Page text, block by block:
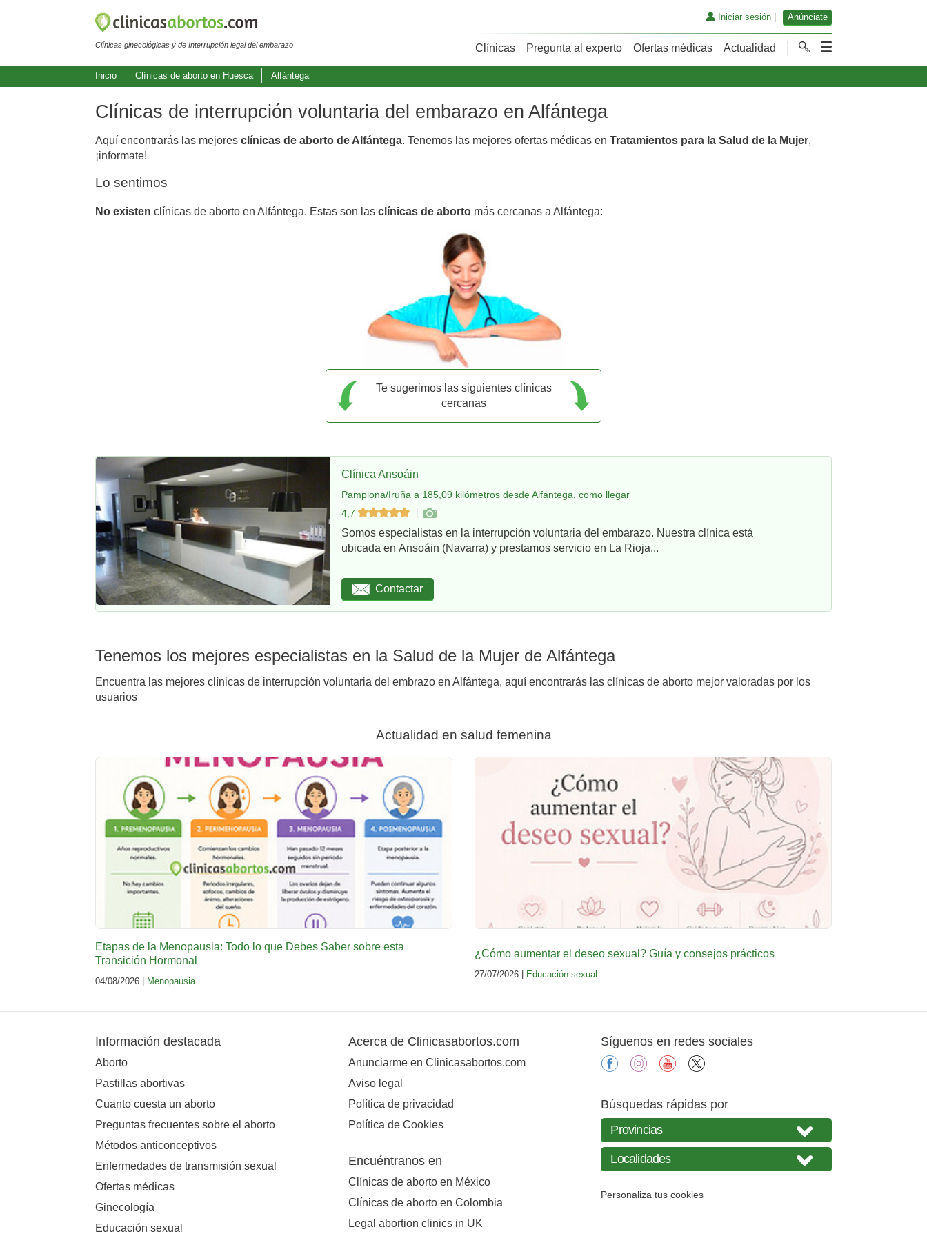
Clínicas ginecológicas y de Interrupción legal del embarazo
Iniciar sesión| Anúnciate
Clínicas Pregunta al experto Ofertas médicas Actualidad
Inicio Clínicas de aborto en Huesca Alfántega
Clínicas de interrupción voluntaria del embarazo en Alfántega
Aquí encontrarás las mejores clínicas de aborto de Alfántega. Tenemos las mejores ofertas médicas en Tratamientos para la Salud de la Mujer,
¡informate!
Lo sentimos
No existen clínicas de aborto en Alfántega. Estas son las clínicas de aborto más cercanas a Alfántega:
Te sugerimos las siguientes clínicas
cercanas
Clínica Ansoáin
Pamplona/Iruña a 185,09 kilómetros desde Alfántega, como llegar
4,7
Somos especialistas en la interrupción voluntaria del embarazo. Nuestra clínica está
ubicada en Ansoáin (Navarra) y prestamos servicio en La Rioja...
Contactar
Tenemos los mejores especialistas en la Salud de la Mujer de Alfántega
Encuentra las mejores clínicas de interrupción voluntaria del embrazo en Alfántega, aquí encontrarás las clínicas de aborto mejor valoradas por los
usuarios
Actualidad en salud femenina
Etapas de la Menopausia: Todo lo que Debes Saber sobre esta
Transición Hormonal
04/08/2026 | Menopausia
¿Cómo aumentar el deseo sexual? Guía y consejos prácticos
27/07/2026 | Educación sexual
Información destacada
Aborto
Pastillas abortivas
Cuanto cuesta un aborto
Preguntas frecuentes sobre el aborto
Métodos anticonceptivos
Enfermedades de transmisión sexual
Ofertas médicas
Ginecología
Educación sexual
Acerca de Clinicasabortos.com
Anunciarme en Clinicasabortos.com
Aviso legal
Política de privacidad
Política de Cookies
Encuéntranos en
Clínicas de aborto en México
Clínicas de aborto en Colombia
Legal abortion clinics in UK
Síguenos en redes sociales
facebookinstagramyoutube
Búsquedas rápidas por
Personaliza tus cookies